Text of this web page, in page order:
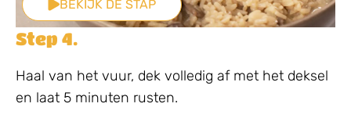
BEKIJK DE STAP
Step 4.
Haal van het vuur, dek volledig af met het deksel
en laat 5 minuten rusten.